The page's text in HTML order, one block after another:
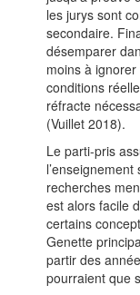
les jurys sont
secondaire.
désemparer
moins à
conditions
réfracte
(Vuillet 2018).
Le parti-pris
recherches
est alors facile
certains
Genette
partir des
pourraient que